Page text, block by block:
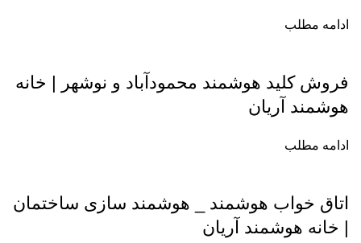
ادامه مطلب
فروش کلید هوشمند محمودآباد و نوشهر | خانه
هوشمند آریان
ادامه مطلب
اتاق خواب هوشمند _ هوشمند سازی ساختمان
| خانه هوشمند آریان